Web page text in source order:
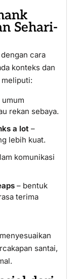
Sehari-
cara
konteks dan
rekan sebaya.
a lot–
lebih kuat.
komunikasi
– bentuk
terima
santai,